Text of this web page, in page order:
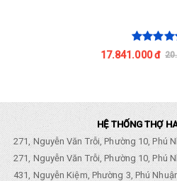
17.841.000 đ
HỆ THỐNG THỢ
271, Nguyễn Văn Trỗi, Phường 10, Phú
271, Nguyễn Văn Trỗi, Phường 10, Phú
431, Nguyễn Kiệm, Phường 3, Phú